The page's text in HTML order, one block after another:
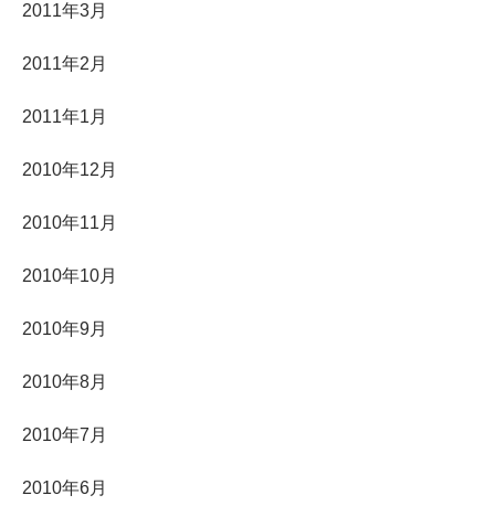
2011年3月
2011年2月
2011年1月
2010年12月
2010年11月
2010年10月
2010年9月
2010年8月
2010年7月
2010年6月